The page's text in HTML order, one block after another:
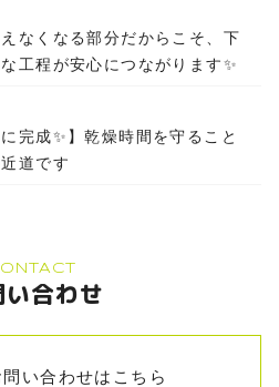
なくなる部分だからこそ、下
工程が安心につながります✨
完成✨】乾燥時間を守ること
道です
合わせ
い合わせはこちら